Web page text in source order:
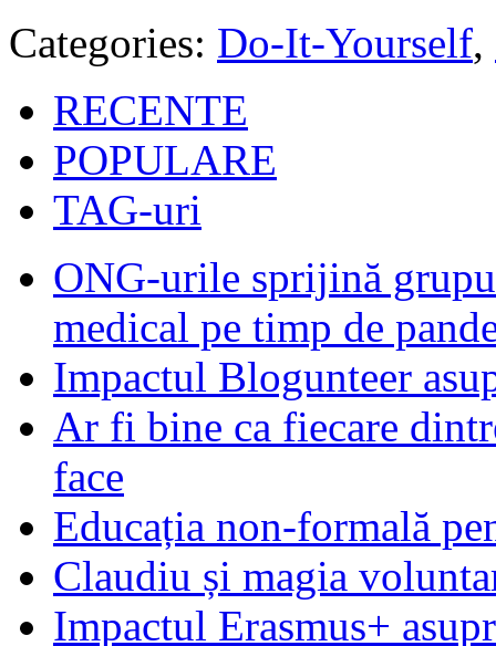
Categories: Do-It-Yourself,
RECENTE
POPULARE
TAG-uri
ONG-urile sprijină
medical pe timp de
Impactul Blogunteer
Ar fi bine ca fiecare
face
Educația non-formală
Claudiu și magia
Impactul Erasmus+